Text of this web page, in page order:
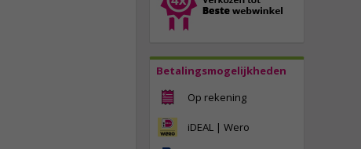
Betalingsmogelijkheden
Op rekening
iDEAL | Wero